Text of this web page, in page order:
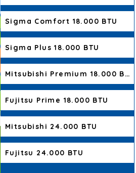
Sigma Comfort 18.000 BTU
Sigma Plus 18.000 BTU
Mitsubishi Premium 18.000 BTU
Fujitsu Prime 18.000 BTU
Mitsubishi 24.000 BTU
Fujitsu 24.000 BTU